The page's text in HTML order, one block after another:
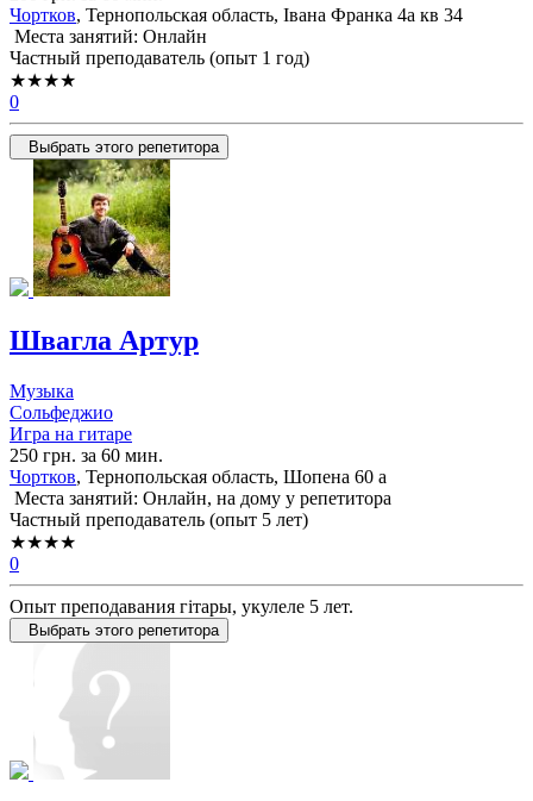
Чортков, Тернопольская область, Івана Франка 4а кв 34
Места занятий: Онлайн
Частный преподаватель (опыт 1 год)
★★★★
0
Выбрать этого репетитора
Швагла Артур
Музыка
Сольфеджио
Игра на гитаре
250 грн. за 60 мин.
Чортков, Тернопольская область, Шопена 60 а
Места занятий: Онлайн, на дому у репетитора
Частный преподаватель (опыт 5 лет)
★★★★
0
Опыт преподавания гітары, укулеле 5 лет.
Выбрать этого репетитора